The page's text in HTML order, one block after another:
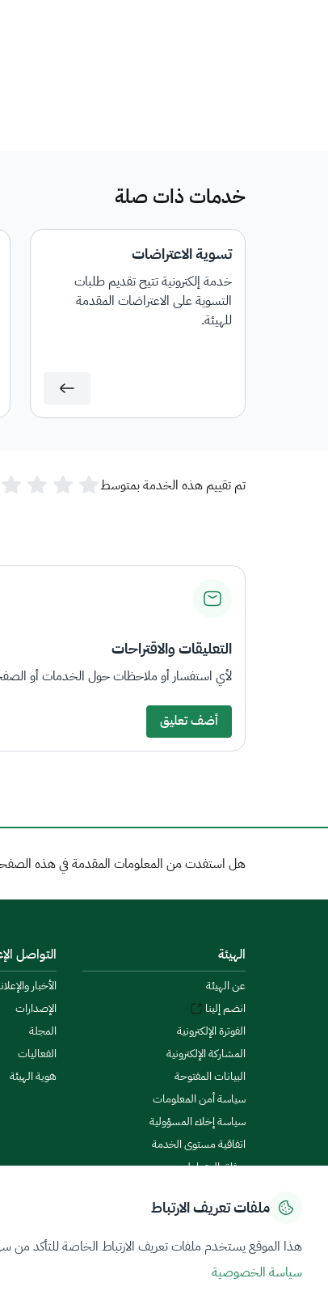
خدمات ذات صلة
تسوية الاعتراضات
خدمة إلكترونية تتيح تقديم طلبات
التسوية على الاعتراضات المقدمة
للهيئة.
تم تقييم هذه الخدمة بمتوسط
التعليقات والاقتراحات
لأي استفسار أو ملاحظات حول الخدمات أو
أضف تعليق
هل استفدت من المعلومات المقدمة في هذه
الهيئة
عن الهيئة
انضم إلينا
الفوترة الإلكترونية
المشاركة الإلكترونية
البيانات المفتوحة
سياسة أمن المعلومات
سياسة إخلاء المسؤولية
اتفاقية مستوى الخدمة
ميثاق المتعاملين
التواصل
الأخبار
الإصدارات
المجلة
الفعاليات
هوية الهيئة
جميع الحقوق محفوظة 2026 © ZATCA.GOV.SA
ملفات تعريف الارتباط
هذا الموقع يستخدم ملفات تعريف الارتباط الخاصة للتأكد من
سياسة الخصوصية